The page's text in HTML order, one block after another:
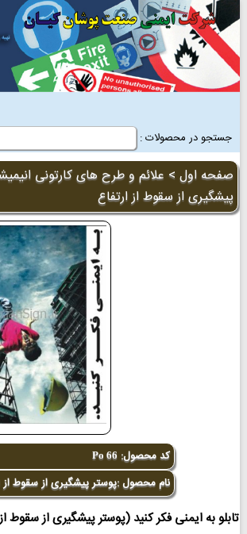
جستجو در محصولات :
صفحه اول > علائم و طرح های کارتونی
پیشگیری از سقوط از ارتفاع
کد محصول: Po 66
نام محصول :پوستر پیشگیری از سقوط از
تابلو به ایمنی فکر کنید (پوستر پیشگیری از سقوط